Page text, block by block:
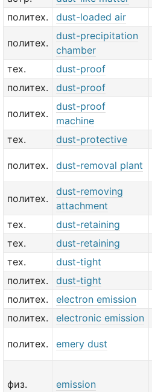
политех.
dust-loaded air
политех.
dust-precipitation
chamber
тех.
dust-proof
политех.
dust-proof
политех.
dust-proof
machine
тех.
dust-protective
политех. dust-removal plant
политех.
dust-removing
attachment
тех.
dust-retaining
тех.
dust-retaining
тех.
dust-tight
политех.
dust-tight
политех.
electron emission
политех.
electronic emission
политех. emery dust
физ. emission